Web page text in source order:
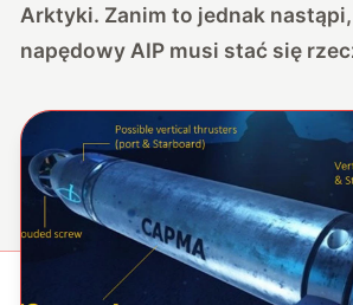
Arktyki. Zanim to jednak
napędowy AIP musi stać się